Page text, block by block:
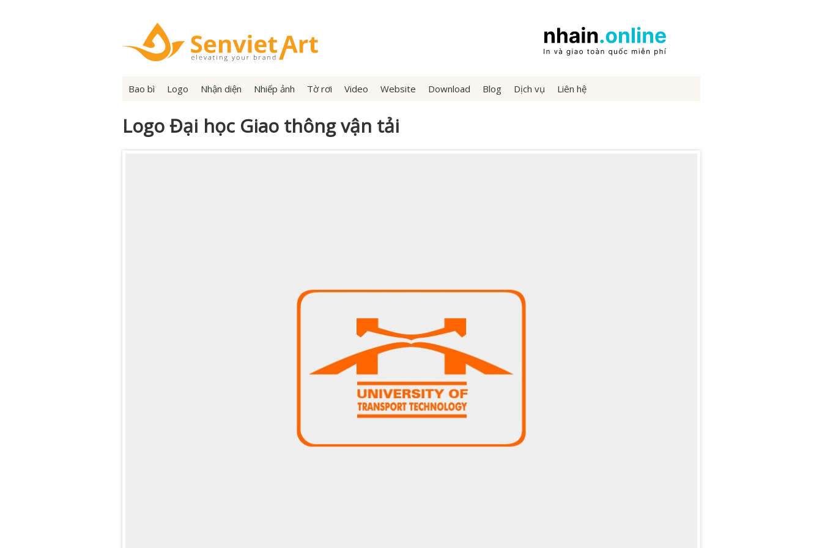
Bao bì Logo Nhận diện Nhiếp ảnh Tờ rơi Video Website Download Blog Dịch vụ Liên hệ
Logo Đại học Giao thông vận tải